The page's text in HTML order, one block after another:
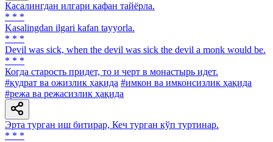
Касалингдан илгари кафан тайёрла.
* * *
Kasalingdan ilgari kafan tayyorla.
* * *
Devil was sick, when the devil was sick the devil a monk would be.
* * *
Когда старость придет, то и черт в монастырь идет.
#қудрат ва ожизлик ҳақида #имкон ва имконсизлик ҳақида
#режа ва режасизлик ҳақида
Эрта турган иш битирар, Кеч турган кўп туртинар.
* * *